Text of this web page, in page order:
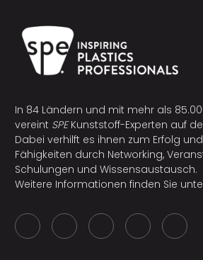
In 84 Ländern und mit mehr als
vereint SPEKunststoff-Experten auf
Dabei verhilft es ihnen zum Erfolg
Fähigkeiten durch Networking,
Schulungen und Wissensaustausch.
Weitere Informationen finden Sie